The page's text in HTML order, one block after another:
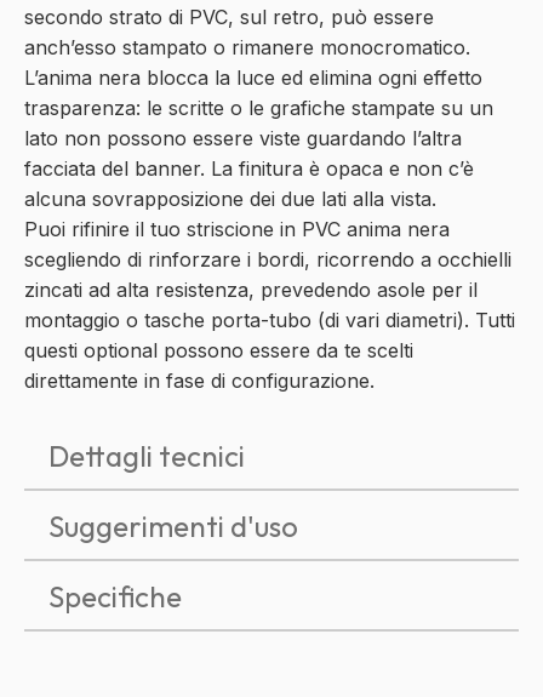
secondo strato di PVC, sul retro, può essere
anch’esso stampato o rimanere monocromatico.
L’anima nera blocca la luce ed elimina ogni effetto
trasparenza: le scritte o le grafiche stampate su un
lato non possono essere viste guardando l’altra
facciata del banner. La finitura è opaca e non c’è
alcuna sovrapposizione dei due lati alla vista.
Puoi rifinire il tuo striscione in PVC anima nera
scegliendo di rinforzare i bordi, ricorrendo a occhielli
zincati ad alta resistenza, prevedendo asole per il
montaggio o tasche porta-tubo (di vari diametri). Tutti
questi optional possono essere da te scelti
direttamente in fase di configurazione.
Dettagli tecnici
Suggerimenti d'uso
Specifiche